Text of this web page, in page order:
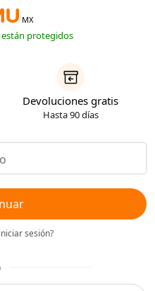
MX
protegidos
Devoluciones gratis
Hasta 90 días
sesión?